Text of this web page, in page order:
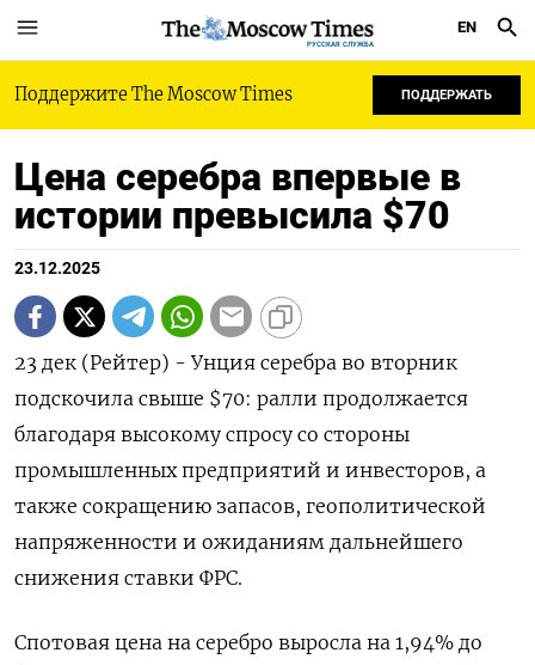
РУССКАЯ СЛУЖБА
EN
Поддержите The Moscow Times ПОДДЕРЖАТЬ
Цена серебра впервые в
истории превысила $70
23.12.2025
23 дек (Рейтер) - Унция серебра во вторник
⁠подскочила свыше $70: ралли продолжается
благодаря высокому спросу со стороны
промышленных ⁠предприятий и ​инвесторов, а
⁠также сокращению запасов, геополитической
⁠напряженности и ожиданиям дальнейшего
снижения ставки ‌ФРС.
Спотовая цена ‍на серебро выросла ‌на 1,94% ​до